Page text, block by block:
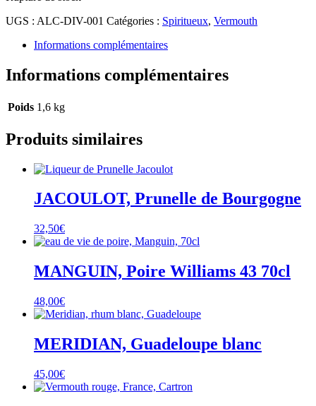
UGS : ALC-DIV-001 Catégories : Spiritueux, Vermouth
Informations complémentaires
Informations complémentaires
Poids 1,6 kg
Produits similaires
JACOULOT, Prunelle de Bourgogne
32,50€
MANGUIN, Poire Williams 43 70cl
48,00€
MERIDIAN, Guadeloupe blanc
45,00€